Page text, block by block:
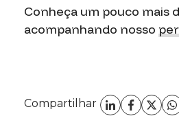
Conheça um pouco mais
acompanhando nosso
Compartilhar